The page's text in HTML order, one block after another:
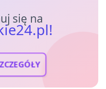
się na